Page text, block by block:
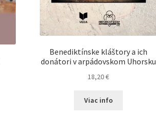
Benediktínske kláštory a ich
donátori v arpádovskom Uhorsku
18,20€
Viac info